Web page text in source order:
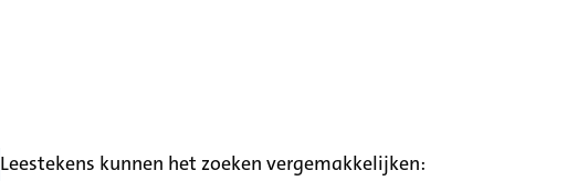
Leestekens kunnen het zoeken vergemakkelijken: